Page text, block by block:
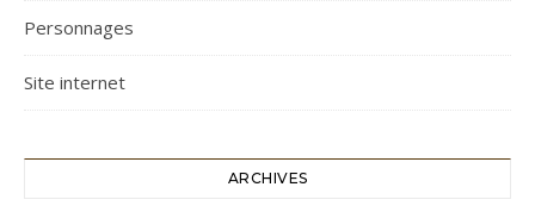
Personnages
Site internet
ARCHIVES